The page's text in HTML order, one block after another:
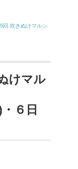
回 吹きぬけマルシ
けマル
６日